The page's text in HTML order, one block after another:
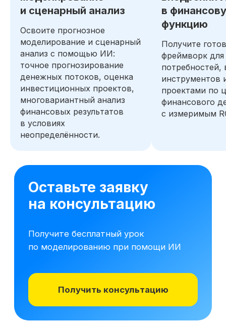
и сценарный анализ
Освоите прогнозное
моделирование и сценарный
анализ с помощью ИИ:
точное прогнозирование
денежных потоков, оценка
инвестиционных проектов,
многовариантный анализ
финансовых результатов
в условиях
неопределённости.
в
функцию
Получите
фреймворк
потребностей,
инструментов
проектами по
финансового
с измеримым
обоснованное решение без лишних
сомнений
Попробовать 48 часов бесплатно
16 модулей за 7 месяцев 141 практических